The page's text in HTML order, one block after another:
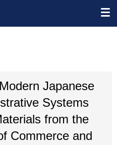
Japanese
Systems
from the
Commerce and